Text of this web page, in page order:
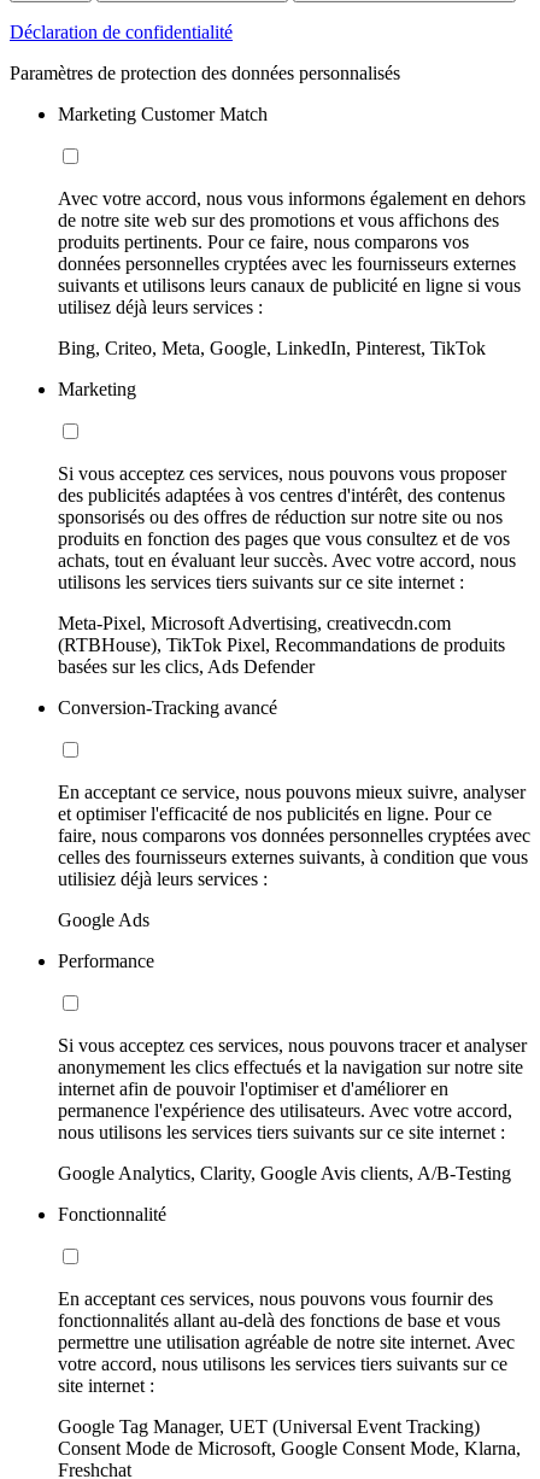
Déclaration de confidentialité
Paramètres de protection des données personnalisés
Marketing Customer Match
Avec votre accord, nous vous informons également en dehors
de notre site web sur des promotions et vous affichons des
produits pertinents. Pour ce faire, nous comparons vos
données personnelles cryptées avec les fournisseurs externes
suivants et utilisons leurs canaux de publicité en ligne si vous
utilisez déjà leurs services :
Bing, Criteo, Meta, Google, LinkedIn, Pinterest, TikTok
Marketing
Si vous acceptez ces services, nous pouvons vous proposer
des publicités adaptées à vos centres d'intérêt, des contenus
sponsorisés ou des offres de réduction sur notre site ou nos
produits en fonction des pages que vous consultez et de vos
achats, tout en évaluant leur succès. Avec votre accord, nous
utilisons les services tiers suivants sur ce site internet :
Meta-Pixel, Microsoft Advertising, creativecdn.com
(RTBHouse), TikTok Pixel, Recommandations de produits
basées sur les clics, Ads Defender
Conversion-Tracking avancé
En acceptant ce service, nous pouvons mieux suivre, analyser
et optimiser l'efficacité de nos publicités en ligne. Pour ce
faire, nous comparons vos données personnelles cryptées avec
celles des fournisseurs externes suivants, à condition que vous
utilisiez déjà leurs services :
Google Ads
Performance
Si vous acceptez ces services, nous pouvons tracer et analyser
anonymement les clics effectués et la navigation sur notre site
internet afin de pouvoir l'optimiser et d'améliorer en
permanence l'expérience des utilisateurs. Avec votre accord,
nous utilisons les services tiers suivants sur ce site internet :
Google Analytics, Clarity, Google Avis clients, A/B-Testing
Fonctionnalité
En acceptant ces services, nous pouvons vous fournir des
fonctionnalités allant au-delà des fonctions de base et vous
permettre une utilisation agréable de notre site internet. Avec
votre accord, nous utilisons les services tiers suivants sur ce
site internet :
Google Tag Manager, UET (Universal Event Tracking)
Consent Mode de Microsoft, Google Consent Mode, Klarna,
Freshchat